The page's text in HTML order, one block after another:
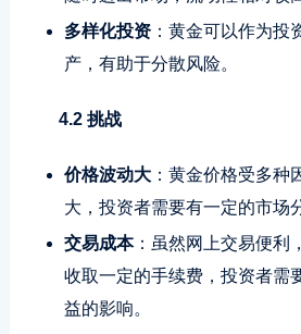
多样化投资：黄金可以作为投
产，有助于分散风险。
4.2 挑战
价格波动大：黄金价格受多种
大，投资者需要有一定的市场
交易成本：虽然网上交易便利
收取一定的手续费，投资者需
益的影响。